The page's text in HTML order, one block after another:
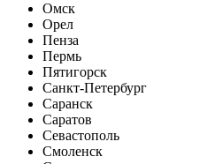
Омск
Орел
Пенза
Пермь
Пятигорск
Санкт-Петербург
Саранск
Саратов
Севастополь
Смоленск